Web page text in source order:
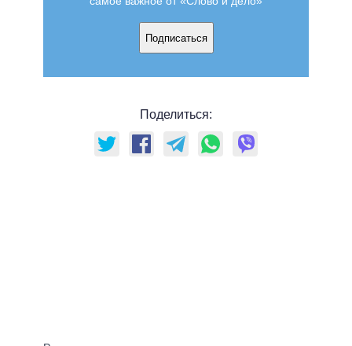
Подписаться
Поделиться: